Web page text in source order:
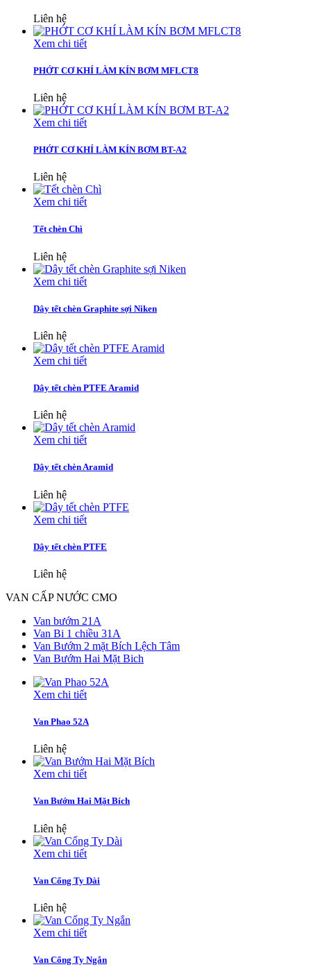
Liên hệ
Xem chi tiết
PHỚT CƠ KHÍ LÀM KÍN BƠM MFLCT8
Liên hệ
Xem chi tiết
PHỚT CƠ KHÍ LÀM KÍN BƠM BT-A2
Liên hệ
Xem chi tiết
Tết chèn Chì
Liên hệ
Xem chi tiết
Dây tết chèn Graphite sợi Niken
Liên hệ
Xem chi tiết
Dây tết chèn PTFE Aramid
Liên hệ
Xem chi tiết
Dây tết chèn Aramid
Liên hệ
Xem chi tiết
Dây tết chèn PTFE
Liên hệ
VAN CẤP NƯỚC CMO
Van bướm 21A
Van Bi 1 chiều 31A
Van Bướm 2 mặt Bích Lệch Tâm
Van Bướm Hai Mặt Bich
Xem chi tiết
Van Phao 52A
Liên hệ
Xem chi tiết
Van Bướm Hai Mặt Bích
Liên hệ
Xem chi tiết
Van Cổng Ty Dài
Liên hệ
Xem chi tiết
Van Cổng Ty Ngắn